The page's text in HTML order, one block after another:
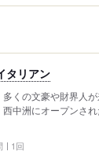
タリアン
くの文豪や財界人
中洲にオープンさ
1回